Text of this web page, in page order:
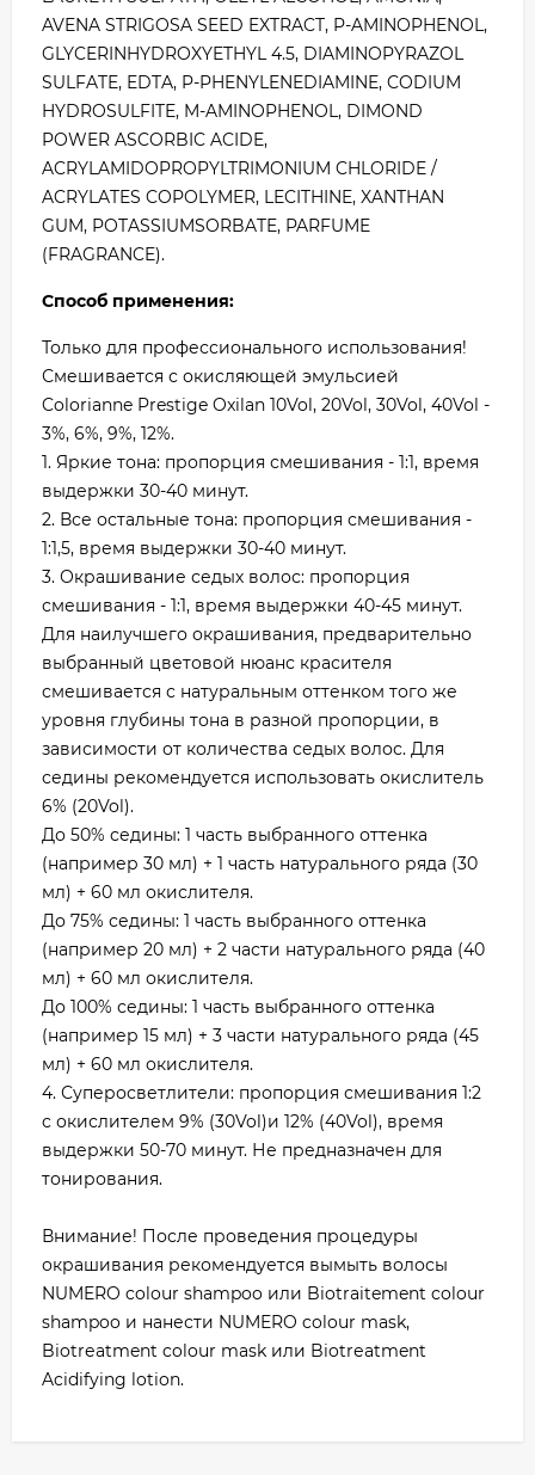
AVENA STRIGOSA SEED EXTRACT, P-AMINOPHENOL,
GLYCERINHYDROXYETHYL 4.5, DIAMINOPYRAZOL
SULFATE, EDTA, P-PHENYLENEDIAMINE, CODIUM
HYDROSULFITE, M-AMINOPHENOL, DIMOND
POWER ASCORBIC ACIDE,
ACRYLAMIDOPROPYLTRIMONIUM CHLORIDE /
ACRYLATES COPOLYMER, LECITHINE, XANTHAN
GUM, POTASSIUMSORBATE, PARFUME
(FRAGRANCE).
Способ применения:
Только для профессионального использования!
Смешивается с окисляющей эмульсией
Colorianne Prestige Oxilan 10Vol, 20Vol, 30Vol, 40Vol -
3%, 6%, 9%, 12%.
1. Яркие тона: пропорция смешивания - 1:1, время
выдержки 30-40 минут.
2. Все остальные тона: пропорция смешивания -
1:1,5, время выдержки 30-40 минут.
3. Окрашивание седых волос: пропорция
смешивания - 1:1, время выдержки 40-45 минут.
Для наилучшего окрашивания, предварительно
выбранный цветовой нюанс красителя
смешивается с натуральным оттенком того же
уровня глубины тона в разной пропорции, в
зависимости от количества седых волос. Для
седины рекомендуется использовать окислитель
6% (20Vol).
До 50% седины: 1 часть выбранного оттенка
(например 30 мл) + 1 часть натурального ряда (30
мл) + 60 мл окислителя.
До 75% седины: 1 часть выбранного оттенка
(например 20 мл) + 2 части натурального ряда (40
мл) + 60 мл окислителя.
До 100% седины: 1 часть выбранного оттенка
(например 15 мл) + 3 части натурального ряда (45
мл) + 60 мл окислителя.
4. Суперосветлители: пропорция смешивания 1:2
с окислителем 9% (30Vol)и 12% (40Vol), время
выдержки 50-70 минут. Не предназначен для
тонирования.
Внимание! После проведения процедуры
окрашивания рекомендуется вымыть волосы
NUMERO colour shampoo или Biotraitement colour
shampoo и нанести NUMERO colour mask,
Biotrеatment colour mask или Biotrеatment
Acidifying lotion.